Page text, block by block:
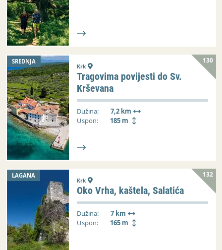
SREDNJA 130
Krk
Tragovima povijesti do Sv.
Krševana
Dužina:
7,2 km
Uspon:
185 m
LAGANA 132
Krk
Oko Vrha, kaštela, Salatića
Dužina:
7 km
Uspon:
165 m